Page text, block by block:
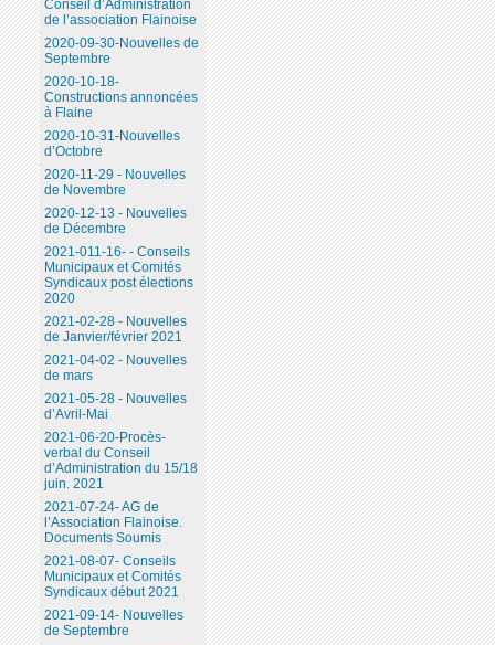
Conseil d’Administration
de l’association Flainoise
2020-09-30-Nouvelles de
Septembre
2020-10-18-
Constructions annoncées
à Flaine
2020-10-31-Nouvelles
d’Octobre
2020-11-29 - Nouvelles
de Novembre
2020-12-13 - Nouvelles
de Décembre
2021-011-16- - Conseils
Municipaux et Comités
Syndicaux post élections
2020
2021-02-28 - Nouvelles
de Janvier/février 2021
2021-04-02 - Nouvelles
de mars
2021-05-28 - Nouvelles
d’Avril-Mai
2021-06-20-Procès-
verbal du Conseil
d’Administration du 15/18
juin. 2021
2021-07-24- AG de
l’Association Flainoise.
Documents Soumis
2021-08-07- Conseils
Municipaux et Comités
Syndicaux début 2021
2021-09-14- Nouvelles
de Septembre